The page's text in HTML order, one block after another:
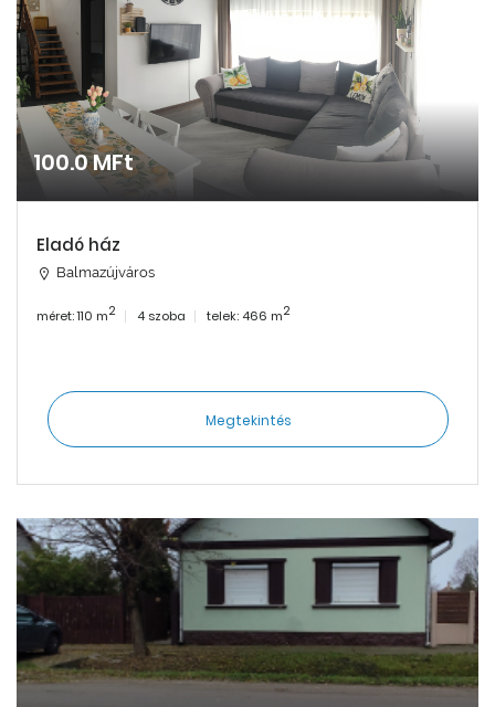
100.0 MFt
Eladó ház
Balmazújváros
méret: 110 m2 4 szoba telek: 466 m2
Megtekintés